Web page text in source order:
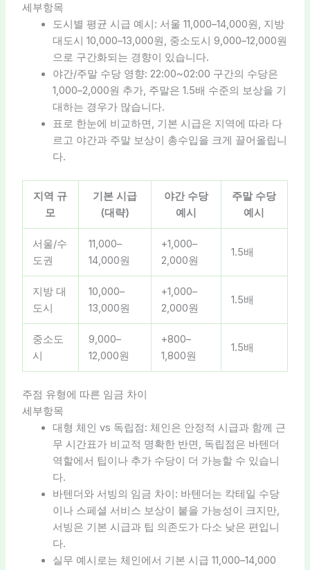
세부항목
도시별 평균 시급 예시: 서울 11,000–14,000원, 지방
대도시 10,000–13,000원, 중소도시 9,000–12,000원
으로 구간화되는 경향이 있습니다.
야간/주말 수당 영향: 22:00~02:00 구간의 수당은
1,000–2,000원 추가, 주말은 1.5배 수준의 보상을 기
대하는 경우가 많습니다.
표로 한눈에 비교하면, 기본 시급은 지역에 따라 다
르고 야간과 주말 보상이 총수입을 크게 끌어올립니
다.
지역 규
모
기본 시급
(대략)
야간 수당
예시
주말 수당
예시
서울/수
도권
11,000–
14,000원
+1,000–
2,000원
1.5배
지방 대
도시
10,000–
13,000원
+1,000–
2,000원
1.5배
중소도
시
9,000–
12,000원
+800–
1,800원
1.5배
주점 유형에 따른 임금 차이
세부항목
대형 체인 vs 독립점: 체인은 안정적 시급과 함께 근
무 시간표가 비교적 명확한 반면, 독립점은 바텐더
역할에서 팁이나 추가 수당이 더 가능할 수 있습니
다.
바텐더와 서빙의 임금 차이: 바텐더는 칵테일 수당
이나 스페셜 서비스 보상이 붙을 가능성이 크지만,
서빙은 기본 시급과 팁 의존도가 다소 낮은 편입니
다.
실무 예시로는 체인에서 기본 시급 11,000–14,000